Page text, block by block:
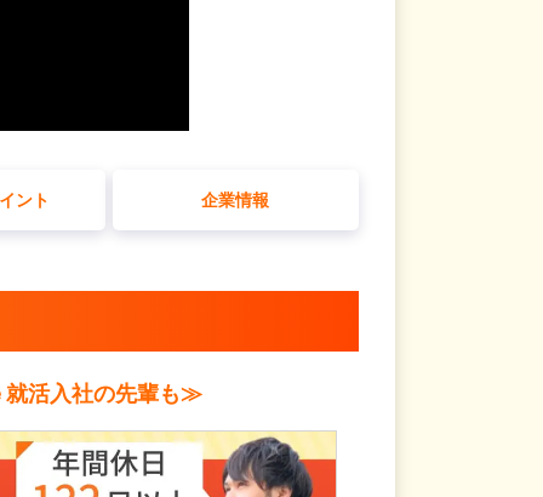
ント 企業情報
就活入社の先輩も≫